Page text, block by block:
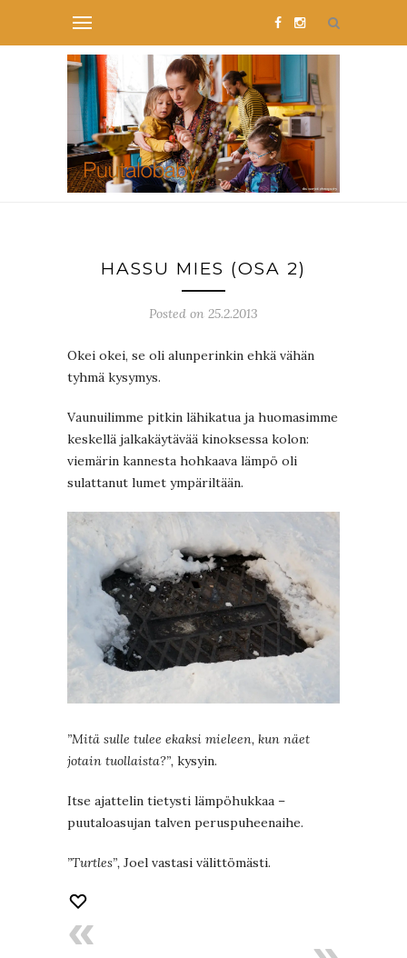
HASSU MIES (OSA 2)
Posted on 25.2.2013
Okei okei, se oli alunperinkin ehkä vähän
tyhmä kysymys.
Vaunuilimme pitkin lähikatua ja huomasimme
keskellä jalkakäytävää kinoksessa kolon:
viemärin kannesta hohkaava lämpö oli
sulattanut lumet ympäriltään.
”Mitä sulle tulee ekaksi mieleen, kun näet
jotain tuollaista?”, kysyin.
Itse ajattelin tietysti lämpöhukkaa –
puutaloasujan talven peruspuheenaihe.
”Turtles”, Joel vastasi välittömästi.